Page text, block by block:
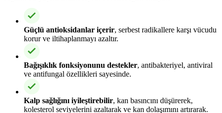
Güçlü antioksidanlar içerir, serbest radikallere karşı vücudu
korur ve iltihaplanmayı azaltır.
Bağışıklık fonksiyonunu destekler, antibakteriyel, antiviral
ve antifungal özellikleri sayesinde.
Kalp sağlığını iyileştirebilir, kan basıncını düşürerek,
kolesterol seviyelerini azaltarak ve kan dolaşımını artırarak.